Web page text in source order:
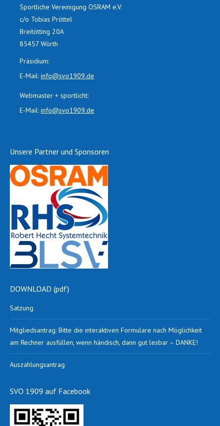
Sportliche Vereinigung OSRAM e.V.
c/o Tobias Pröttel
Breitötting 20A
85457 Wörth
Präsidium:
E-Mail: info@svo1909.de
Webmaster + sportlicht:
E-Mail: info@svo1909.de
Unsere Partner und Sponsoren
DOWNLOAD (pdf)
Satzung
Mitgliedsantrag: Bitte die interaktiven Formulare nach Möglichkeit
am Rechner ausfüllen, wenn händisch, dann gut lesbar – DANKE!
Auszahlungsantrag
SVO 1909 auf Facebook